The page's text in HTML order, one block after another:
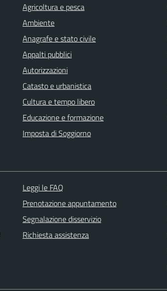
Agricoltura e pesca
Ambiente
Anagrafe e stato civile
Appalti pubblici
Autorizzazioni
Catasto e urbanistica
Cultura e tempo libero
Educazione e formazione
Imposta di Soggiorno
Leggi le FAQ
Prenotazione appuntamento
Segnalazione disservizio
Richiesta assistenza